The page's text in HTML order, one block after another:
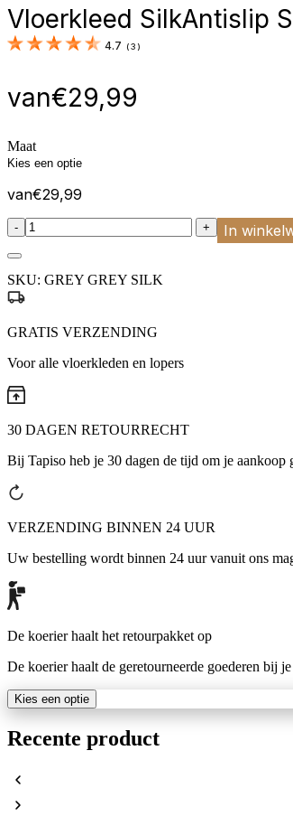
Vloerkleed SilkAntislip
4.7 (3 )
van€29,99
Maat
van€29,99
:product_name quantity
- + In
SKU: GREY GREY SILK
GRATIS VERZENDING
Voor alle vloerkleden en lopers
30 DAGEN RETOURRECHT
Bij Tapiso heb je 30 dagen de tijd om je aankoop
VERZENDING BINNEN 24 UUR
Uw bestelling wordt binnen 24 uur vanuit ons
De koerier haalt het retourpakket op
De koerier haalt de geretourneerde goederen bij
Kies een optie
Recente product